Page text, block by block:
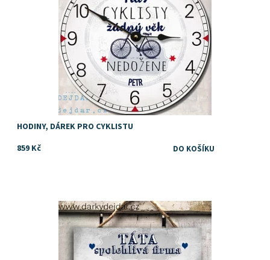
HODINY, DÁREK PRO CYKLISTU
859 Kč